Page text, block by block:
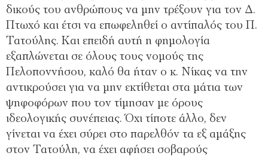
δικούς του ανθρώπους να μην τρέξουν για τον Δ.
Πτωχό και έτσι να επωφεληθεί ο αντίπαλός του Π.
Τατούλης. Και επειδή αυτή η φημολογία
εξαπλώνεται σε όλους τους νομούς της
Πελοποννήσου, καλό θα ήταν ο κ. Νίκας να την
αντικρούσει για να μην εκτίθεται στα μάτια των
ψηφοφόρων που τον τίμησαν με όρους
ιδεολογικής συνέπειας. Όχι τίποτε άλλο, δεν
γίνεται να έχει σύρει στο παρελθόν τα εξ αμάξης
στον Τατούλη, να έχει αφήσει σοβαρούς